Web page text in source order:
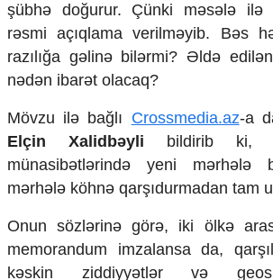
Humanitar
Elm və təhsil
Mədəniyyət
Diaspor
Yüksəliş hekayəsi
Mədəniyyətimizin Zəfəri
Zəfər Diasporu
Səhiyyə
Ailə və uşaq
İqtisadiyyat
İqtisadi xəbərlər
şübhə doğurur. Çünki məsələ ilə
rəsmi açıqlama verilməyib. Bəs
razılığa gəlinə bilərmi? Əldə edilən
nədən ibarət olacaq?
Mövzu ilə bağlı Crossmedia.az-a
Elçin Xalidbəyli bildirib ki,
münasibətlərində yeni mərhələ
mərhələ köhnə qarşıdurmadan tam
Onun sözlərinə görə, iki ölkə
memorandum imzalansa da,
kəskin ziddiyyətlər və